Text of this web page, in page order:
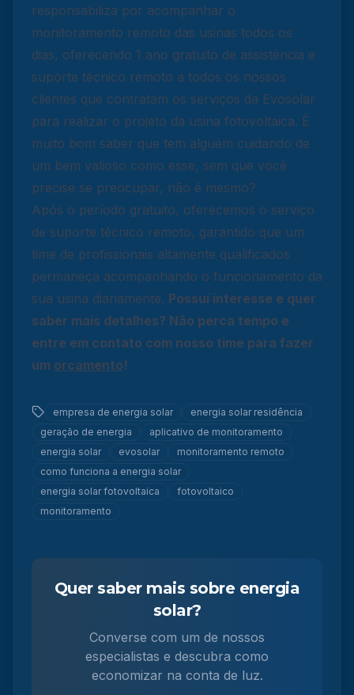
responsabiliza por acompanhar o
monitoramento remoto das usinas todos os
dias, oferecendo 1 ano gratuito de assistência e
suporte técnico remoto a todos os nossos
clientes que contratam os serviços da Evosolar
para realizar o projeto da usina fotovoltaica. É
muito bom saber que tem alguém cuidando de
um bem valioso como esse, sem que você
precise se preocupar, não é mesmo?
Após o período gratuito, oferecemos o serviço
de suporte técnico remoto, garantido que um
time de profissionais altamente qualificados
permaneça acompanhando o funcionamento da
sua usina diariamente. Possui interesse e quer
saber mais detalhes? Não perca tempo e
entre em contato com nosso time para fazer
um orçamento!
empresa de energia solar
energia solar residência
geração de energia
aplicativo de monitoramento
energia solar
evosolar
monitoramento remoto
como funciona a energia solar
energia solar fotovoltaica
fotovoltaico
monitoramento
Quer saber mais sobre energia
solar?
Converse com um de nossos
especialistas e descubra como
economizar na conta de luz.